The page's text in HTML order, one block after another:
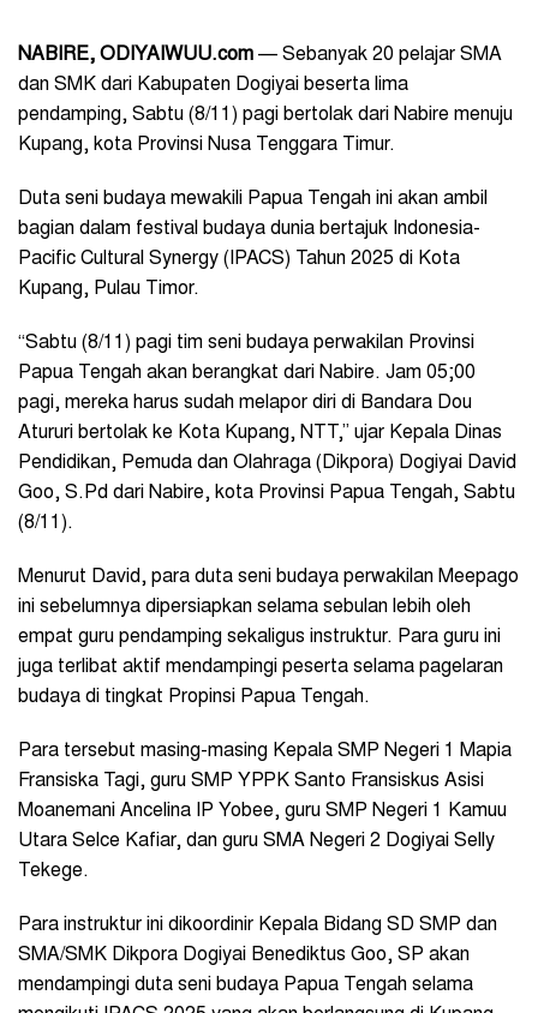
NABIRE, ODIYAIWUU.com — Sebanyak 20 pelajar SMA
dan SMK dari Kabupaten Dogiyai beserta lima
pendamping, Sabtu (8/11) pagi bertolak dari Nabire menuju
Kupang, kota Provinsi Nusa Tenggara Timur.
Duta seni budaya mewakili Papua Tengah ini akan ambil
bagian dalam festival budaya dunia bertajuk Indonesia-
Pacific Cultural Synergy (IPACS) Tahun 2025 di Kota
Kupang, Pulau Timor.
“Sabtu (8/11) pagi tim seni budaya perwakilan Provinsi
Papua Tengah akan berangkat dari Nabire. Jam 05;00
pagi, mereka harus sudah melapor diri di Bandara Dou
Atururi bertolak ke Kota Kupang, NTT,” ujar Kepala Dinas
Pendidikan, Pemuda dan Olahraga (Dikpora) Dogiyai David
Goo, S.Pd dari Nabire, kota Provinsi Papua Tengah, Sabtu
(8/11).
Menurut David, para duta seni budaya perwakilan Meepago
ini sebelumnya dipersiapkan selama sebulan lebih oleh
empat guru pendamping sekaligus instruktur. Para guru ini
juga terlibat aktif mendampingi peserta selama pagelaran
budaya di tingkat Propinsi Papua Tengah.
Para tersebut masing-masing Kepala SMP Negeri 1 Mapia
Fransiska Tagi, guru SMP YPPK Santo Fransiskus Asisi
Moanemani Ancelina IP Yobee, guru SMP Negeri 1 Kamuu
Utara Selce Kafiar, dan guru SMA Negeri 2 Dogiyai Selly
Tekege.
Para instruktur ini dikoordinir Kepala Bidang SD SMP dan
SMA/SMK Dikpora Dogiyai Benediktus Goo, SP akan
mendampingi duta seni budaya Papua Tengah selama